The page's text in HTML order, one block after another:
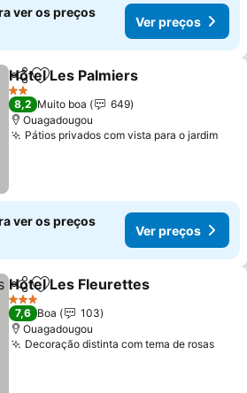
ver os preços
Ver preços
PartilharAdicionar aos favoritos
Hôtel Les Palmiers
2 Estrelas
8,2 Muito boa
649
Ouagadougou
Pátios privados com vista para o jardimVer
ver os preços
Ver preços
PartilharAdicionar aos favoritos
Hotel Les Fleurettes
3 Estrelas
7,6 Boa
103
Ouagadougou
Decoração distinta com tema de rosasVer